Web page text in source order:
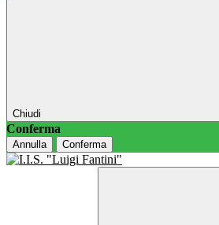
Chiudi
Conferma
Annulla Conferma